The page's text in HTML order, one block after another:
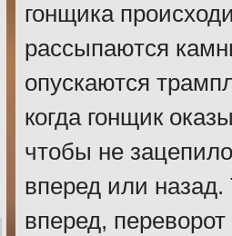
гонщика
рассыпаются
опускаются
когда гонщик
чтобы не
вперед или назад.
вперед,